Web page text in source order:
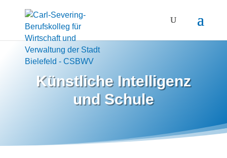
Künstliche Intelligenz
und Schule